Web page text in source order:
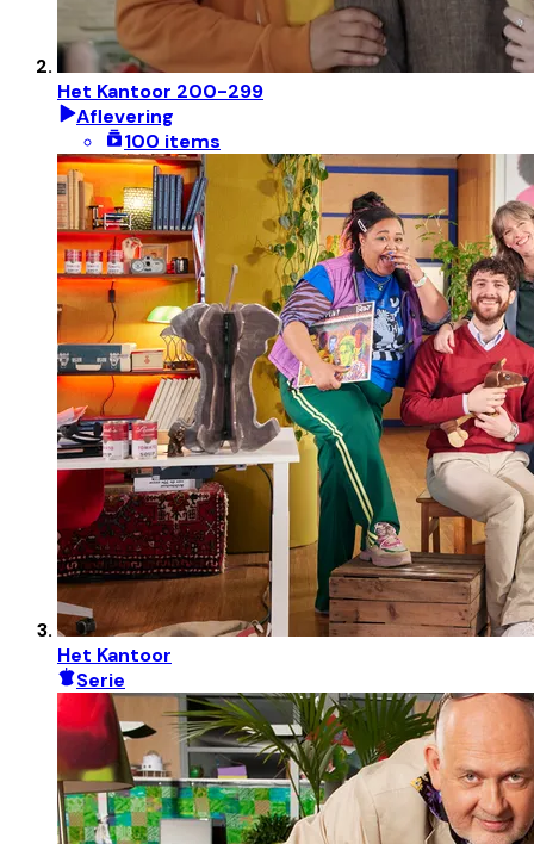
Het Kantoor 200-299
Aflevering
100 items
Het Kantoor
Serie